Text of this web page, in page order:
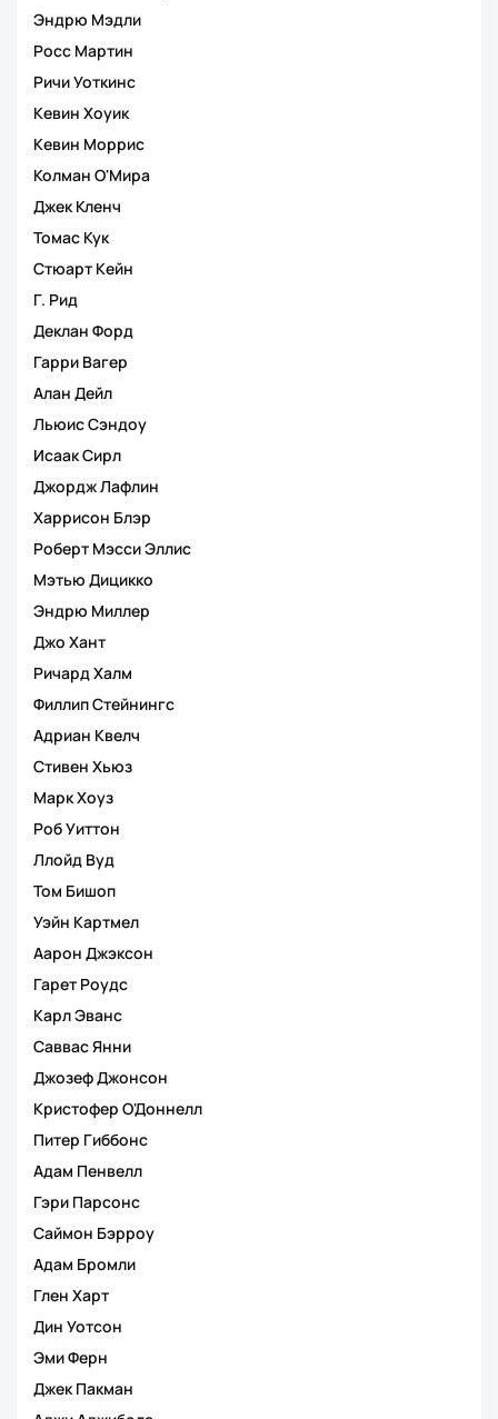
Эндрю Мэдли
Росс Мартин
Ричи Уоткинс
Кевин Хоуик
Кевин Моррис
Колман О'Мира
Джек Кленч
Томас Кук
Стюарт Кейн
Г. Рид
Деклан Форд
Гарри Вагер
Алан Дейл
Льюис Сэндоу
Исаак Сирл
Джордж Лафлин
Харрисон Блэр
Роберт Мэсси Эллис
Мэтью Дицикко
Эндрю Миллер
Джо Хант
Ричард Халм
Филлип Стейнингс
Адриан Квелч
Стивен Хьюз
Марк Хоуз
Роб Уиттон
Ллойд Вуд
Том Бишоп
Уэйн Картмел
Аарон Джэксон
Гарет Роудс
Карл Эванс
Саввас Янни
Джозеф Джонсон
Кристофер О'Доннелл
Питер Гиббонс
Адам Пенвелл
Гэри Парсонс
Саймон Бэрроу
Адам Бромли
Глен Харт
Дин Уотсон
Эми Ферн
Джек Пакман